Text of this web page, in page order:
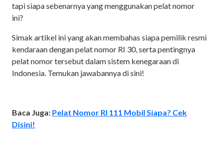
tapi siapa sebenarnya yang menggunakan pelat nomor
ini?
Simak artikel ini yang akan membahas siapa pemilik resmi
kendaraan dengan pelat nomor RI 30, serta pentingnya
pelat nomor tersebut dalam sistem kenegaraan di
Indonesia. Temukan jawabannya di sini!
Baca Juga: Pelat Nomor RI 111 Mobil Siapa? Cek
Disini!